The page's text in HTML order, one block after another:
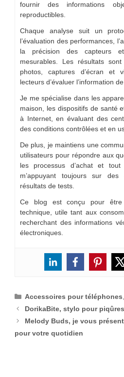
fournir des informations
reproductibles.
Chaque analyse suit un
l’évaluation des performances,
la précision des capteurs et
mesurables. Les résultats
photos, captures d’écran et
lecteurs d’évaluer l’information
Je me spécialise dans les
maison, les dispositifs de santé
à Internet, en évaluant des
des conditions contrôlées et en
De plus, je maintiens une
utilisateurs pour répondre aux
les processus d’achat et
m’appuyant toujours sur
résultats de tests.
Ce blog est conçu pour
technique, utile tant aux
recherchant des informations
électroniques.
Catégories
Accessoires pour téléphones
DorikaBite, stylo pour piqûres
Melody Buds, je vous
pour votre quotidien